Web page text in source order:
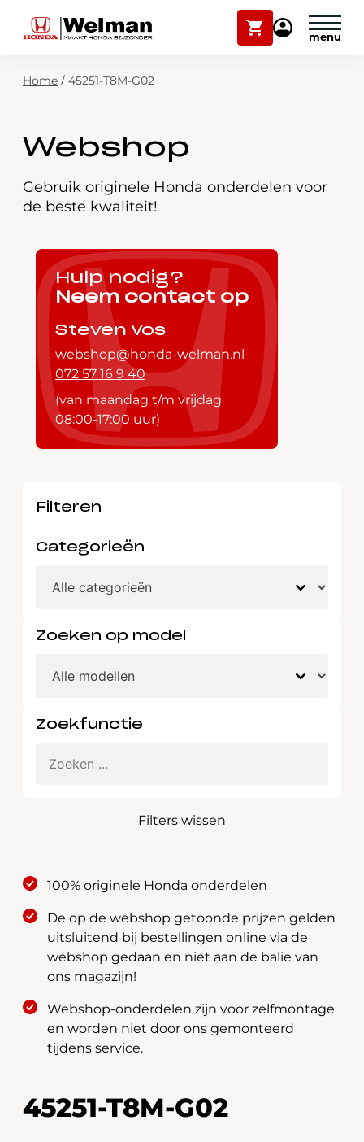
Winkelwagen
Mijn
Modellen
Over ons
Webshop
Contact
Zoekfunctie
Plan onderhoud
Mijn Honda Welman
Home / 45251-T8M-G02
Webshop
Gebruik originele Honda onderdelen voor
de beste kwaliteit!
Hulp nodig?
Neem contact op
Steven Vos
webshop@honda-welman.nl
072 57 16 9 40
(van maandag t/m vrijdag
08:00-17:00 uur)
Filteren
Categorieën
Zoeken op model
Zoekfunctie
Filters wissen
100% originele Honda onderdelen
De op de webshop getoonde prijzen gelden
uitsluitend bij bestellingen online via de
webshop gedaan en niet aan de balie van
ons magazijn!
Webshop-onderdelen zijn voor zelfmontage
en worden niet door ons gemonteerd
tijdens service.
45251-T8M-G02